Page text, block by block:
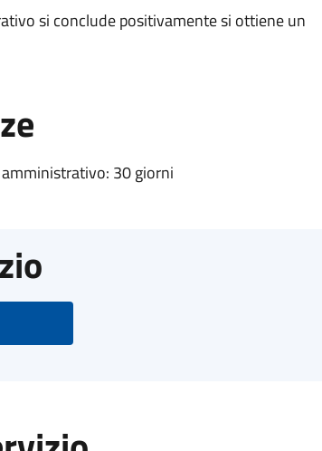
si conclude positivamente si ottiene un
30 giorni